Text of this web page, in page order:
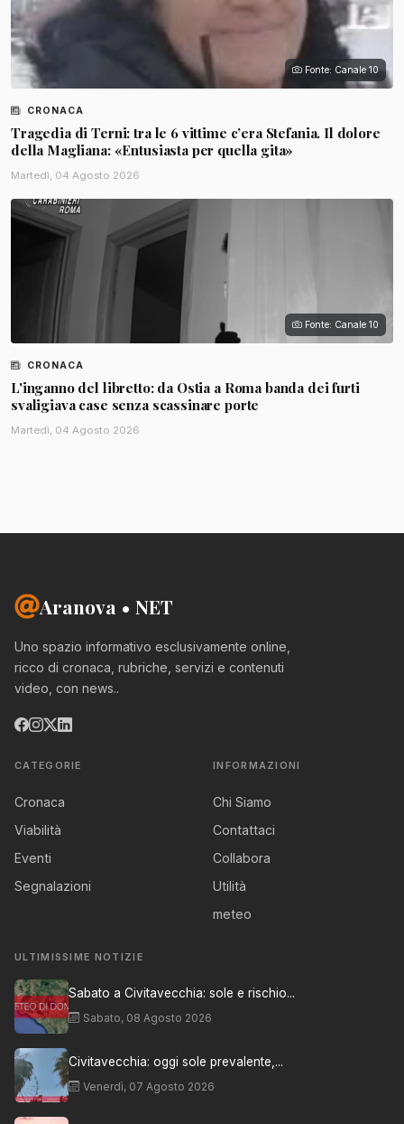
Fonte: Canale 10
CRONACA
Tragedia di Terni: tra le 6 vittime c’era Stefania. Il dolore
della Magliana: «Entusiasta per quella gita»
Martedì, 04 Agosto 2026
Fonte: Canale 10
CRONACA
L'inganno del libretto: da Ostia a Roma banda dei furti
svaligiava case senza scassinare porte
Martedì, 04 Agosto 2026
Aranova • NET
Uno spazio informativo esclusivamente online,
ricco di cronaca, rubriche, servizi e contenuti
video, con news..
CATEGORIE
Cronaca
Viabilità
Eventi
Segnalazioni
INFORMAZIONI
Chi Siamo
Contattaci
Collabora
Utilità
meteo
ULTIMISSIME NOTIZIE
Sabato a Civitavecchia: sole e rischio...
Sabato, 08 Agosto 2026
Civitavecchia: oggi sole prevalente,...
Venerdì, 07 Agosto 2026